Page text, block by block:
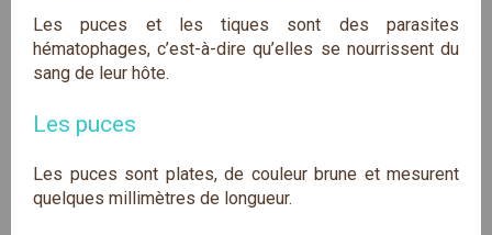
Les puces et les tiques sont des parasites
hématophages, c’est-à-dire qu’elles se nourrissent du
sang de leur hôte.
Les puces
Les puces sont plates, de couleur brune et mesurent
quelques millimètres de longueur.